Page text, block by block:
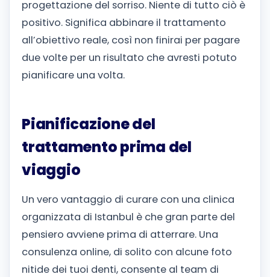
progettazione del sorriso. Niente di tutto ciò è
positivo. Significa abbinare il trattamento
all’obiettivo reale, così non finirai per pagare
due volte per un risultato che avresti potuto
pianificare una volta.
Pianificazione del
trattamento prima del
viaggio
Un vero vantaggio di curare con una clinica
organizzata di Istanbul è che gran parte del
pensiero avviene prima di atterrare. Una
consulenza online, di solito con alcune foto
nitide dei tuoi denti, consente al team di